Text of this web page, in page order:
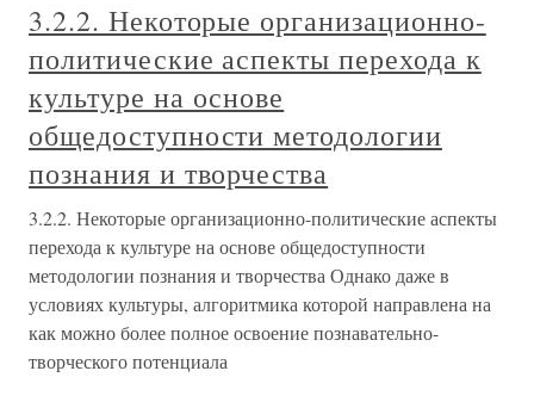
3.2.2. Некоторые организационно-
политические аспекты перехода к
культуре на основе
общедоступности методологии
познания и творчества
3.2.2. Некоторые организационно-политические аспекты
перехода к культуре на основе общедоступности
методологии познания и творчества Однако даже в
условиях культуры, алгоритмика которой направлена на
как можно более полное освоение познавательно-
творческого потенциала